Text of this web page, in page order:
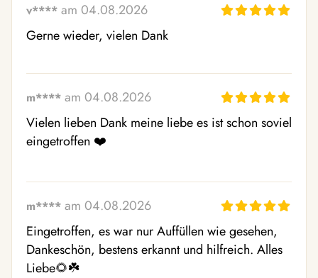
v**** am 04.08.2026
Gerne wieder, vielen Dank
m**** am 04.08.2026
Vielen lieben Dank meine liebe es ist schon soviel
eingetroffen ❤️
m**** am 04.08.2026
Eingetroffen, es war nur Auffüllen wie gesehen,
Dankeschön, bestens erkannt und hilfreich. Alles
Liebe🌻☘️